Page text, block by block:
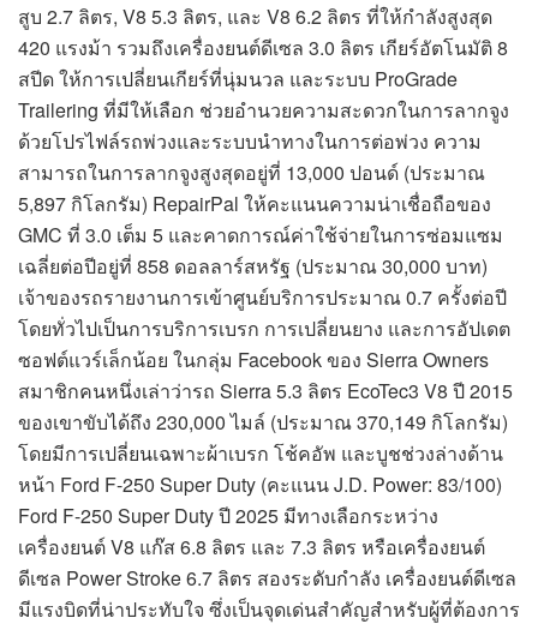
สูบ 2.7 ลิตร, V8 5.3 ลิตร, และ V8 6.2 ลิตร ที่ให้กำลังสูงสุด
420 แรงม้า รวมถึงเครื่องยนต์ดีเซล 3.0 ลิตร เกียร์อัตโนมัติ 8
สปีด ให้การเปลี่ยนเกียร์ที่นุ่มนวล และระบบ ProGrade
Trailering ที่มีให้เลือก ช่วยอำนวยความสะดวกในการลากจูง
ด้วยโปรไฟล์รถพ่วงและระบบนำทางในการต่อพ่วง ความ
สามารถในการลากจูงสูงสุดอยู่ที่ 13,000 ปอนด์ (ประมาณ
5,897 กิโลกรัม) RepairPal ให้คะแนนความน่าเชื่อถือของ
GMC ที่ 3.0 เต็ม 5 และคาดการณ์ค่าใช้จ่ายในการซ่อมแซม
เฉลี่ยต่อปีอยู่ที่ 858 ดอลลาร์สหรัฐ (ประมาณ 30,000 บาท)
เจ้าของรถรายงานการเข้าศูนย์บริการประมาณ 0.7 ครั้งต่อปี
โดยทั่วไปเป็นการบริการเบรก การเปลี่ยนยาง และการอัปเดต
ซอฟต์แวร์เล็กน้อย ในกลุ่ม Facebook ของ Sierra Owners
สมาชิกคนหนึ่งเล่าว่ารถ Sierra 5.3 ลิตร EcoTec3 V8 ปี 2015
ของเขาขับได้ถึง 230,000 ไมล์ (ประมาณ 370,149 กิโลกรัม)
โดยมีการเปลี่ยนเฉพาะผ้าเบรก โช้คอัพ และบูชช่วงล่างด้าน
หน้า Ford F-250 Super Duty (คะแนน J.D. Power: 83/100)
Ford F-250 Super Duty ปี 2025 มีทางเลือกระหว่าง
เครื่องยนต์ V8 แก๊ส 6.8 ลิตร และ 7.3 ลิตร หรือเครื่องยนต์
ดีเซล Power Stroke 6.7 ลิตร สองระดับกำลัง เครื่องยนต์ดีเซล
มีแรงบิดที่น่าประทับใจ ซึ่งเป็นจุดเด่นสำคัญสำหรับผู้ที่ต้องการ